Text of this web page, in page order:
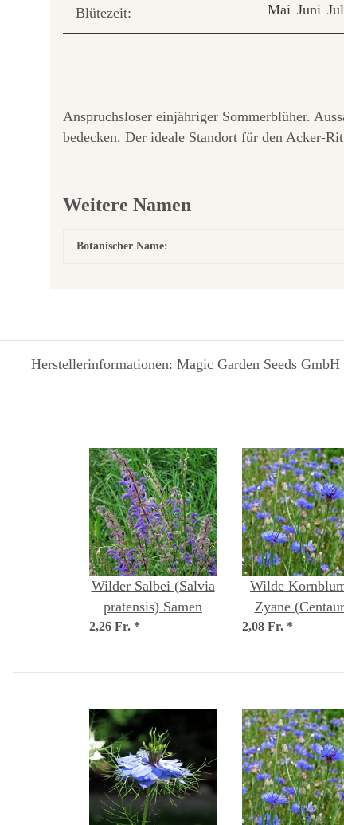
Blütezeit: Mai Juni
Anspruchsloser einjähriger Sommerblüher.
bedecken. Der ideale Standort für den Acker-
Weitere Namen
Botanischer Name:
Herstellerinformationen: Magic Garden Seeds
Wilder Salbei (Salvia
pratensis) Samen
2,26 Fr. *
Wilde
Zyane
cyanus) Samen
2,08 Fr. *